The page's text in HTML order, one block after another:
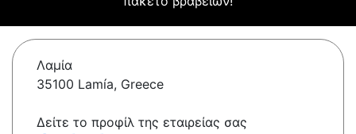
Λαμία
35100 Lamía, Greece
Δείτε το προφίλ της εταιρείας σας